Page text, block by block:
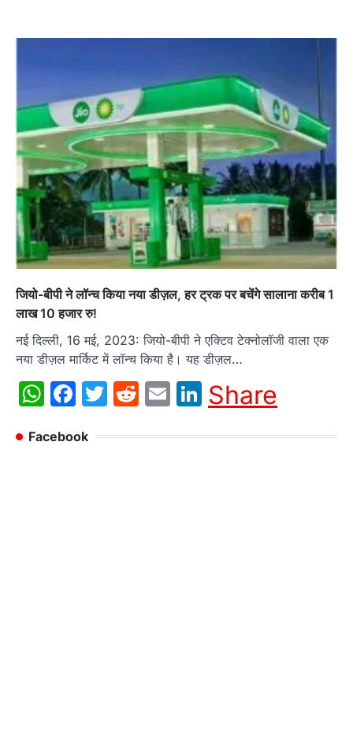
जियो-बीपी ने लॉन्च किया नया डीज़ल, हर ट्रक पर बचेंगे सालाना करीब 1
लाख 10 हजार रु!
नई दिल्ली, 16 मई, 2023: जियो-बीपी ने एक्टिव टेक्नोलॉजी वाला एक
नया डीज़ल मार्किट में लॉन्च किया है। यह डीज़ल…
WhatsApp
Facebook
Twitter
Reddit
EmailLinkedIn
Share
Facebook